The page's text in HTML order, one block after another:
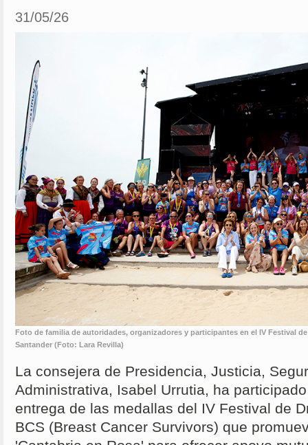
31/05/26
Foto de familia de autoridades, organizadores y participantes en el IV Festival
Santander (Foto: Lara Revilla)
La consejera de Presidencia, Justicia,
Administrativa, Isabel Urrutia, ha
entrega de las medallas del IV Festival de
BCS (Breast Cancer Survivors) que